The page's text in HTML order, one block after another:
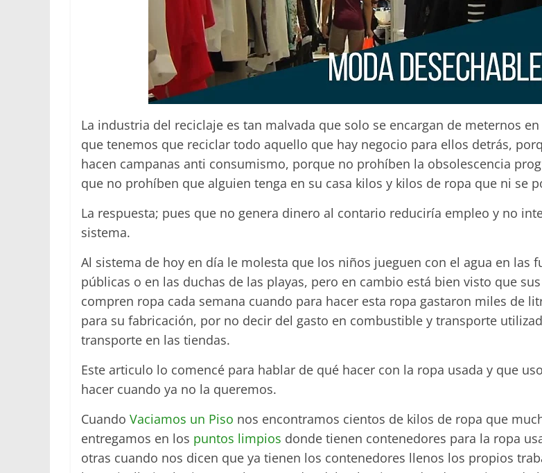
La industria del reciclaje es tan malvada que solo se encargan de meternos en
que tenemos que reciclar todo aquello que hay negocio para ellos detrás,
hacen campanas anti consumismo, porque no prohíben la obsolescencia
que no prohíben que alguien tenga en su casa kilos y kilos de ropa que ni se
La respuesta; pues que no genera dinero al contario reduciría empleo y no
sistema.
Al sistema de hoy en día le molesta que los niños jueguen con el agua en las
públicas o en las duchas de las playas, pero en cambio está bien visto que
compren ropa cada semana cuando para hacer esta ropa gastaron miles de
para su fabricación, por no decir del gasto en combustible y transporte
transporte en las tiendas.
Este articulo lo comencé para hablar de qué hacer con la ropa usada y que
hacer cuando ya no la queremos.
Cuando Vaciamos un Piso nos encontramos cientos de kilos de ropa que
entregamos en los puntos limpios donde tienen contenedores para la ropa
otras cuando nos dicen que ya tienen los contenedores llenos los propios